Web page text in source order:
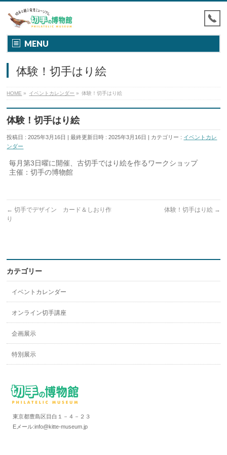
MENU
体験！切手はり絵
HOME » イベントカレンダー » 体験！切手はり絵
体験！切手はり絵
投稿日 : 2025年3月16日 最終更新日時 : 2025年3月16日 カテゴリー : イベントカレ
ンダー
毎月第3日曜に開催、古切手ではり絵を作るワークショップ
主催：切手の博物館
← 切手でデザイン カード＆しおり作
り
体験！切手はり絵 →
カテゴリー
イベントカレンダー
オンライン切手講座
企画展示
特別展示
東京都豊島区目白１－４－２３
Eメール:info@kitte-museum.jp